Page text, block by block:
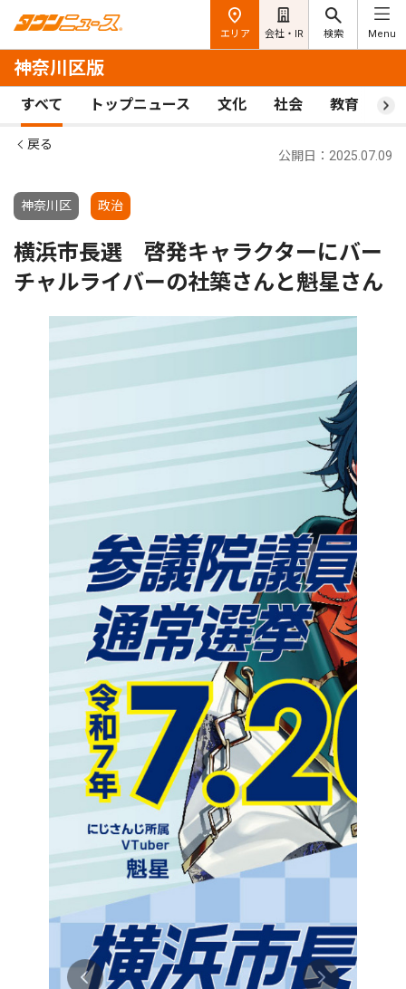
エリア 会社・IR 検索 Menu
神奈川区版
すべて トップニュース 文化 社会 教育 ス
戻る
神奈川区 政治
公開日：2025.07.09
横浜市長選 啓発キャラクターにバー
チャルライバーの社築さんと魁星さん